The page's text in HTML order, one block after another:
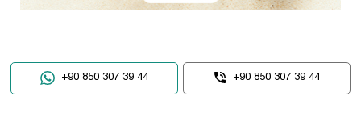
+90 850 307 39 44 +90 850 307 39 44